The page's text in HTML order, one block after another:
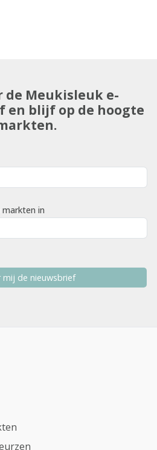
de Meukisleuk e-
en blijf op de hoogte
in
Ja, stuur mij de nieuwsbrief